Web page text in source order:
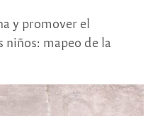
y promover el
niños: mapeo de la